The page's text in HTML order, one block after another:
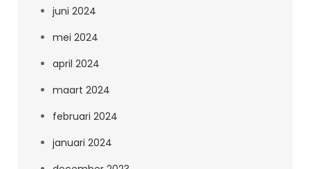
juni 2024
mei 2024
april 2024
maart 2024
februari 2024
januari 2024